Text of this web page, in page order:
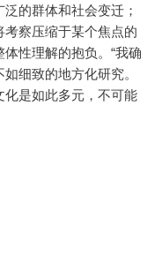
的群体和社会变迁；
察压缩于某个焦点的
性理解的抱负。“我确
细致的地方化研究。
是如此多元，不可能